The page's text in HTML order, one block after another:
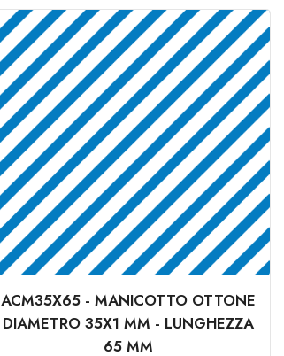
ACM35X65 - MANICOTTO OTTONE
DIAMETRO 35X1 MM - LUNGHEZZA
65 MM